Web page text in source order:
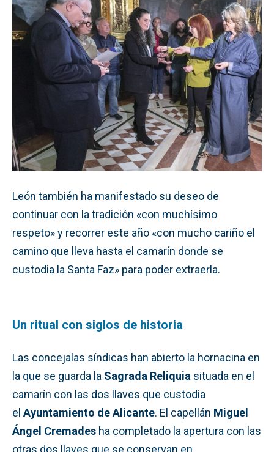
León también ha manifestado su deseo de
continuar con la tradición «con muchísimo
respeto» y recorrer este año «con mucho cariño el
camino que lleva hasta el camarín donde se
custodia la Santa Faz» para poder extraerla.
Un ritual con siglos de historia
Las concejalas síndicas han abierto la hornacina en
la que se guarda la Sagrada Reliquia situada en el
camarín con las dos llaves que custodia
el Ayuntamiento de Alicante. El capellán Miguel
Ángel Cremades ha completado la apertura con las
otras dos llaves que se conservan en